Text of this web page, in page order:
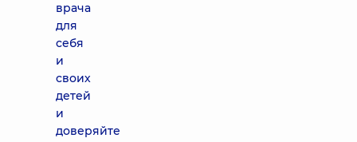
врача
для
себя
и
своих
детей
и
доверяйте